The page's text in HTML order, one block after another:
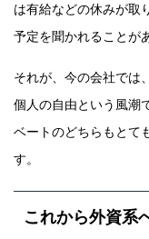
は有給などの休みが取
予定を聞かれることが
それが、今の会社では
個人の自由という風潮
ベートのどちらもとて
す。
これから外資系